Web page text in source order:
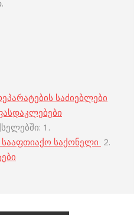
საძიებლები
1.
სააფთიაქო საქონელი 2.